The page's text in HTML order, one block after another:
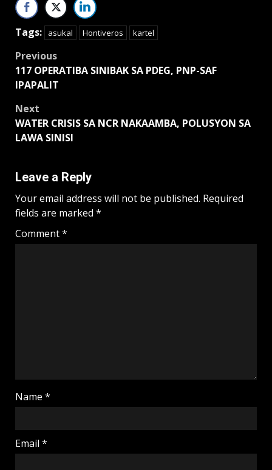
Tags: asukal Hontiveros kartel
Post
navigation
Previous
117 OPERATIBA SINIBAK SA PDEG, PNP-SAF
IPAPALIT
Next
WATER CRISIS SA NCR NAKAAMBA, POLUSYON SA
LAWA SINISI
Leave a Reply
Your email address will not be published. Required
fields are marked *
Comment*
Name *
Email *